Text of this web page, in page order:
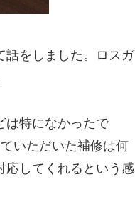
話をしました。ロスガ
は特になかったで
いただいた補修は何
応してくれるという感